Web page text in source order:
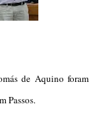
de Aquino foram
Passos.